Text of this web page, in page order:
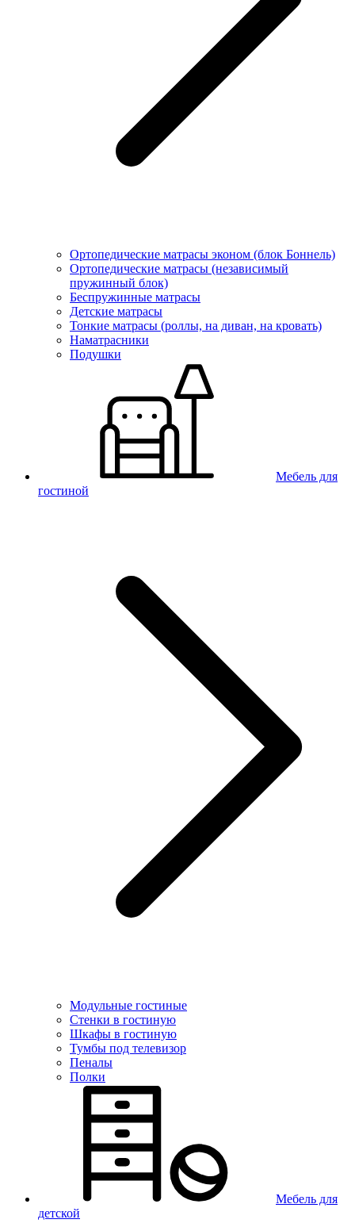
Ортопедические матрасы эконом (блок Боннель)
Ортопедические матрасы (независимый
пружинный блок)
Беcпружинные матрасы
Детские матрасы
Тонкие матрасы (роллы, на диван, на кровать)
Наматрасники
Подушки
Мебель для
гостиной
Модульные гостиные
Стенки в гостиную
Шкафы в гостиную
Тумбы под телевизор
Пеналы
Полки
Мебель для
детской